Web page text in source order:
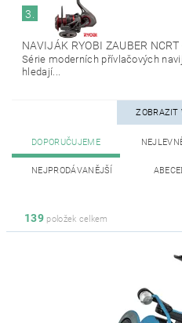
3.
NAVIJÁK RYOBI ZAUBER NCRT
Série moderních přívlačových
hledají...
ZOBRAZIT
DOPORUČUJEME
NEJPRODÁVANĚJŠÍ
139položek celkem